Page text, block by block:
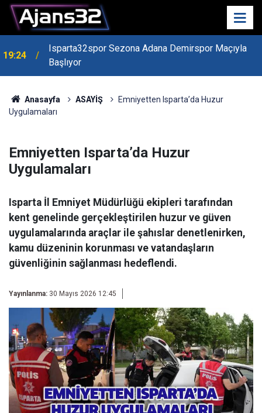
19:24
Isparta32spor Sezona Adana Demirspor Maçıyla
Başlıyor
Isparta Kredi Batağında
Anasayfa ASAYİŞ
Emniyetten Isparta’da Huzur
Uygulamaları
Emniyetten Isparta’da Huzur
Uygulamaları
Isparta İl Emniyet Müdürlüğü ekipleri tarafından
kent genelinde gerçekleştirilen huzur ve güven
uygulamalarında araçlar ile şahıslar denetlenirken,
kamu düzeninin korunması ve vatandaşların
güvenliğinin sağlanması hedeflendi.
Yayınlanma: 30 Mayıs 2026 12:45